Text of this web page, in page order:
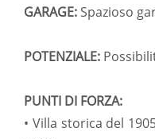
GARAGE: Spazioso
POTENZIALE:
PUNTI DI FORZA:
• Villa storica del